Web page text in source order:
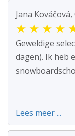
Jana Kováčová,
★ ★ ★ ★
Geweldige
dagen). Ik heb
Lees meer ...